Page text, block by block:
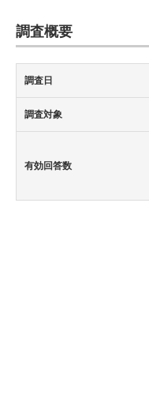
エネルギーの専門メディア
調査概要
調査日
調査対象
有効回答数